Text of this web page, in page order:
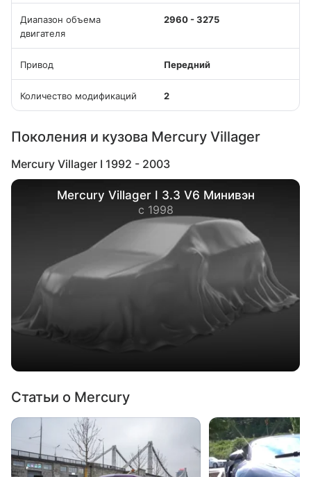
Диапазон объема
двигателя
2960 - 3275
Привод Передний
Количество модификаций 2
Поколения и кузова Mercury Villager
Mercury Villager I 1992 - 2003
Mercury Villager I 3.3 V6 Минивэн
с 1998
Статьи о Mercury